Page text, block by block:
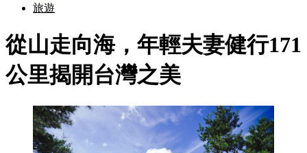
旅遊
從山走向海，年輕夫妻健行171
公里揭開台灣之美